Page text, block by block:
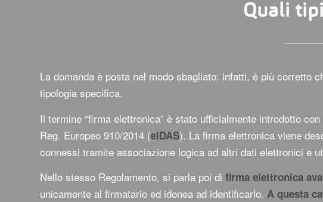
Quali
La domanda è posta nel modo sbagliato: infatti, è più corretto
tipologia specifica.
Il termine “firma elettronica” è stato ufficialmente introdotto con
Reg. Europeo 910/2014 (eIDAS). La firma elettronica viene
connessi tramite associazione logica ad altri dati elet­tronici e
Nello stesso Regolamento, si parla poi di firma elettronica
unicamente al firmatario ed idonea ad identificarlo. A questa